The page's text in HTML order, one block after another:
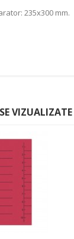
235x300 mm.
VIZUALIZATE